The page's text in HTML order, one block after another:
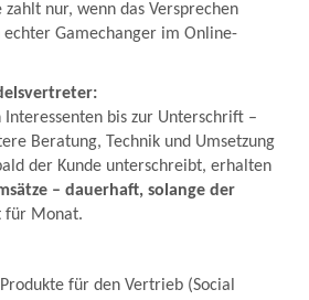
zahlt nur, wenn das Versprechen
Gamechanger im Online-
Interessenten bis zur Unterschrift –
Beratung, Technik und Umsetzung
der Kunde unterschreibt, erhalten
– dauerhaft, solange der
für Monat.
für den Vertrieb (Social